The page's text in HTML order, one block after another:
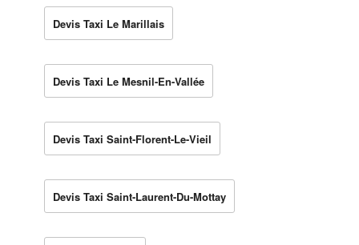
Devis Taxi Le Marillais
Devis Taxi Le Mesnil-En-Vallée
Devis Taxi Saint-Florent-Le-Vieil
Devis Taxi Saint-Laurent-Du-Mottay